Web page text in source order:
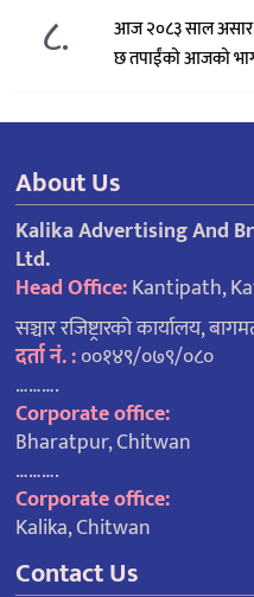
८.
आज २०८३ साल असार
छ तपाईंको आजको
About Us
Kalika Advertising And
Ltd.
Head Office:Kantipath,
सञ्चार रजिष्ट्रारको कार्यालय,
दर्ता नं. :००१४९/०७९/०८०
……….
Corporate office:
Bharatpur, Chitwan
……….
Corporate office:
Kalika, Chitwan
Contact Us